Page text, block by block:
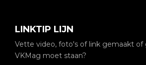
LINKTIP LIJN
Vette video, foto's of link gemaakt of
VKMag moet staan?